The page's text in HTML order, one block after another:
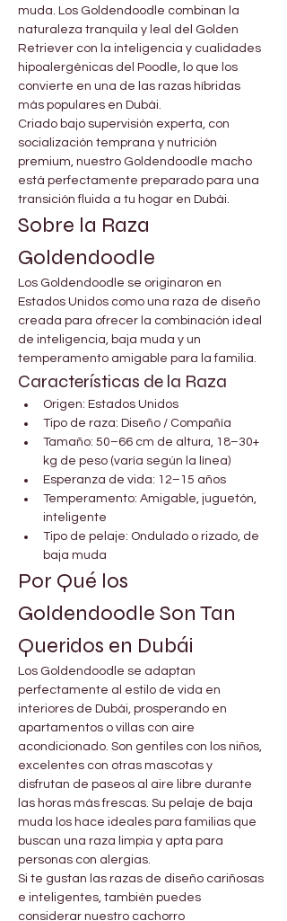
muda. Los Goldendoodle combinan la
naturaleza tranquila y leal del Golden
Retriever con la inteligencia y cualidades
hipoalergénicas del Poodle, lo que los
convierte en una de las razas híbridas
más populares en Dubái.
Criado bajo supervisión experta, con
socialización temprana y nutrición
premium, nuestro Goldendoodle macho
está perfectamente preparado para una
transición fluida a tu hogar en Dubái.
Sobre la Raza
Goldendoodle
Los Goldendoodle se originaron en
Estados Unidos como una raza de diseño
creada para ofrecer la combinación ideal
de inteligencia, baja muda y un
temperamento amigable para la familia.
Características de la Raza
Origen: Estados Unidos
Tipo de raza: Diseño / Compañía
Tamaño: 50–66 cm de altura, 18–30+
kg de peso (varía según la línea)
Esperanza de vida: 12–15 años
Temperamento: Amigable, juguetón,
inteligente
Tipo de pelaje: Ondulado o rizado, de
baja muda
Por Qué los
Goldendoodle Son Tan
Queridos en Dubái
Los Goldendoodle se adaptan
perfectamente al estilo de vida en
interiores de Dubái, prosperando en
apartamentos o villas con aire
acondicionado. Son gentiles con los niños,
excelentes con otras mascotas y
disfrutan de paseos al aire libre durante
las horas más frescas. Su pelaje de baja
muda los hace ideales para familias que
buscan una raza limpia y apta para
personas con alergias.
Si te gustan las razas de diseño cariñosas
e inteligentes, también puedes
considerar nuestro cachorro